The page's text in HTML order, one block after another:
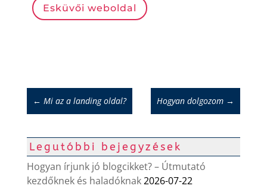
Esküvői weboldal
← Mi az a landing oldal? Hogyan dolgozom →
Legutóbbi bejegyzések
Hogyan írjunk jó blogcikket? – Útmutató
kezdőknek és haladóknak2026-07-22